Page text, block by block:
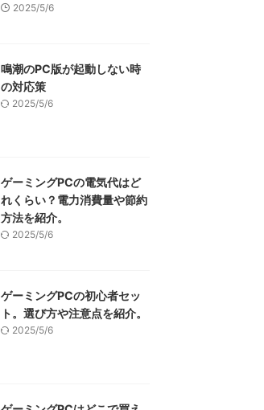
2025/5/6
鳴潮のPC版が起動しない時
の対応策
2025/5/6
ゲーミングPCの電気代はど
れくらい？電力消費量や節約
方法を紹介。
2025/5/6
ゲーミングPCの初心者セッ
ト。選び方や注意点を紹介。
2025/5/6